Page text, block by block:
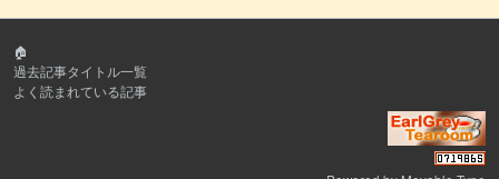
🏠
過去記事タイトル一覧
よく読まれている記事